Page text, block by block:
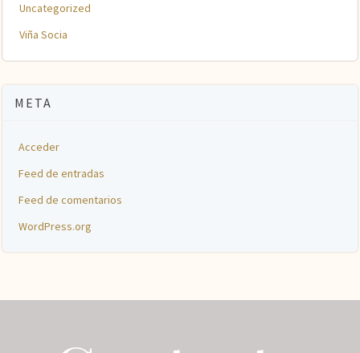
Uncategorized
Viña Socia
META
Acceder
Feed de entradas
Feed de comentarios
WordPress.org